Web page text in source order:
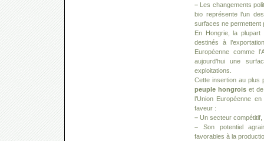
– Les changements
bio représente l’un
surfaces ne permettent
En Hongrie, la plupart
destinés à
Européenne comme
aujourd’hui une
exploitations.
Cette insertion au plus
peuple hongrois et
l’Union Européenne
faveur :
– Un secteur
– Son potentiel
favorables à la